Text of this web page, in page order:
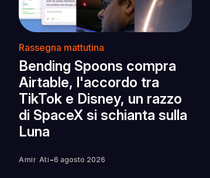
Rassegna mattutina
Bending Spoons compra
Airtable, l'accordo tra
TikTok e Disney, un razzo
di SpaceX si schianta sulla
Luna
Amir Ati -6 agosto 2026